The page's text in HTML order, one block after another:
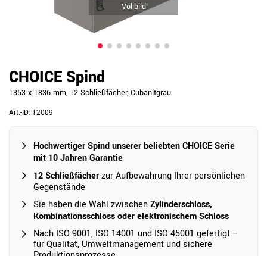
Vollbild
CHOICE Spind
1353 x 1836 mm, 12 Schließfächer, Cubanitgrau
Art.-ID: 12009
Hochwertiger Spind unserer beliebten CHOICE Serie
mit 10 Jahren Garantie
12 Schließfächerzur Aufbewahrung Ihrer persönlichen
Gegenstände
Sie haben die Wahl zwischenZylinderschloss,
Kombinationsschloss oder elektronischem Schloss
Nach ISO 9001, ISO 14001 und ISO 45001 gefertigt –
für Qualität, Umweltmanagement und sichere